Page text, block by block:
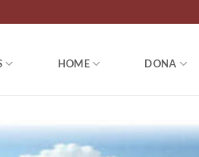
HOME DONA